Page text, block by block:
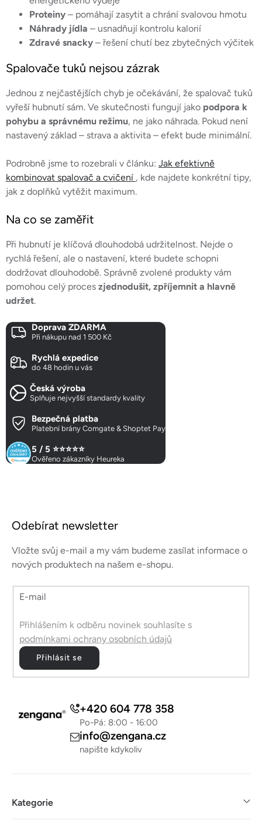
ý
p
i
s
Proteiny – pomáhají zasytit a chrání svalovou hmotu
Náhrady jídla – usnadňují kontrolu kalorií
Zdravé snacky – řešení chutí bez zbytečných výčitek
Spalovače tuků nejsou zázrak
Jednou z nejčastějších chyb je očekávání, že spalovač tuků
vyřeší hubnutí sám. Ve skutečnosti fungují jako podpora k
pohybu a správnému režimu, ne jako náhrada. Pokud není
nastavený základ – strava a aktivita – efekt bude minimální.
Podrobně jsme to rozebrali v článku: Jak efektivně
kombinovat spalovač a cvičení , kde najdete konkrétní tipy,
jak z doplňků vytěžit maximum.
Na co se zaměřit
Při hubnutí je klíčová dlouhodobá udržitelnost. Nejde o
rychlá řešení, ale o nastavení, které budete schopni
dodržovat dlouhodobě. Správně zvolené produkty vám
pomohou celý proces zjednodušit, zpříjemnit a hlavně
udržet.
Doprava ZDARMA
Při nákupu nad 1 500 Kč
Rychlá expedice
do 48 hodin u vás
Česká výroba
Splňuje nejvyšší standardy kvality
Bezpečná platba
Platební brány Comgate & Shoptet Pay
5 / 5 ⭐⭐⭐⭐⭐
Ověřeno zákazníky Heureka
Odebírat newsletter
Vložte svůj e-mail a my vám budeme zasílat informace o
nových produktech na našem e-shopu.
E-mail
Přihlášením k odběru novinek souhlasíte s
podmínkami ochrany osobních údajů
Přihlásit se
+420 604 778 358
Po-Pá: 8:00 - 16:00
info@zengana.cz
napište kdykoliv
Kategorie